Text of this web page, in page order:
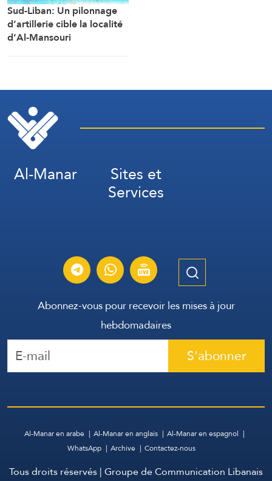
Sud-Liban: Un pilonnage
d’artillerie cible la localité
d’Al-Mansouri
Al-Manar Sites et
Services
Abonnez-vous pour recevoir les mises à jour
hebdomadaires
S'abonner
Al-Manar en arabe Al-Manar en anglais
Al-Manar en espagnol
WhatsApp
Archive Contactez-nous
Tous droits réservés | Groupe de Communication Libanais